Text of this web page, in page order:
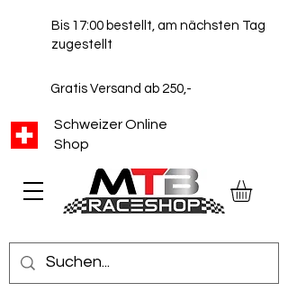
Schweizer Online
Shop
Bis 17:00 bestellt, am nächsten Tag
zugestellt
Gratis Versand ab 250,-